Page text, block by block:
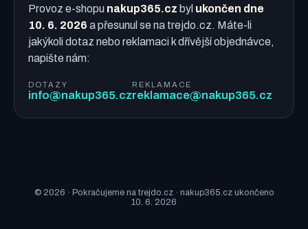
Provoz e-shopu nakup365.cz byl ukončen dne
10. 6. 2026 a přesunul se na trejdo.cz. Máte-li
jakýkoli dotaz nebo reklamaci k dřívější objednávce,
napište nám:
DOTAZY
info@nakup365.cz
REKLAMACE
reklamace@nakup365.cz
© 2026 · Pokračujeme na trejdo.cz · nakup365.cz ukončeno
10. 6. 2026